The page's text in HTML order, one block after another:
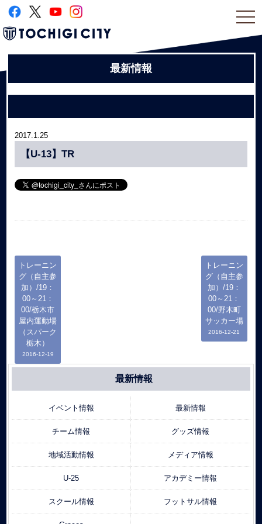
最新情報
2017.1.25
【U-13】TR
トレーニン
グ（自主参
加）/19：
00～21：
00/栃木市
屋内運動場
（スパーク
栃木）
2016-12-19
トレーニン
グ（自主参
加）/19：
00～21：
00/野木町
サッカー場
2016-12-21
最新情報
イベント情報 最新情報
チーム情報 グッズ情報
地域活動情報 メディア情報
U-25 アカデミー情報
スクール情報 フットサル情報